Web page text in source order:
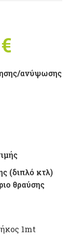
€
range:
ανύψωσης
(διπλό κτλ)
θραύσης
1mt